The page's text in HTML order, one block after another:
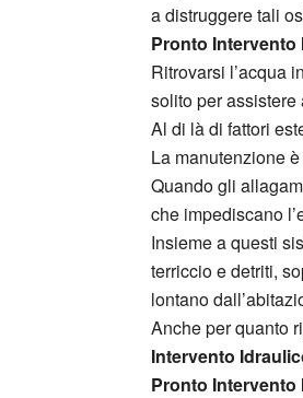
a distruggere tali
Pronto Intervento
Ritrovarsi l’acqua
solito per assistere
Al di là di fattori
La manutenzione
Quando gli
che impediscano
Insieme a questi
terriccio e detriti,
lontano
Anche per quanto
Intervento
Pronto Intervento